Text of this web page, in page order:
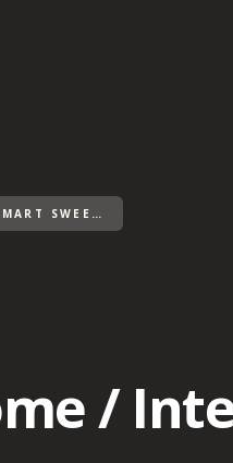
SMART SÜSSES ZUHAUSE / SMART SWEET HOME / INTELIGENTE DOCE LAR
/